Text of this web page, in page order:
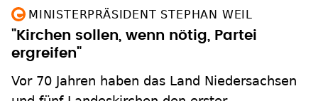
MINISTERPRÄSIDENT STEPHAN WEIL
"Kirchen sollen, wenn nötig, Partei
ergreifen"
Vor 70 Jahren haben das Land Niedersachsen